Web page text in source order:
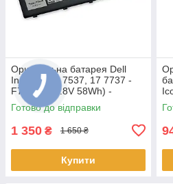
Оригінальна батарея Dell
Inspiron 15 7537, 17 7737 -
F7HVR (14.8V 58Wh) -
Акумулятор, АКБ
Готово до відправки
1 350 ₴ 1 650 ₴
Купити